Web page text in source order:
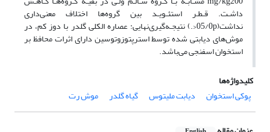
داشـت. قـطـر استئـویـد بین گروه‌ها اختلاف معنی‌داری
نداشت(05/0‌p<‌.) نتیجـه‌‌گیری‌نهایی:‌ ‌عصاره الکلی گلدر با دوز کم، در
موش‌های دیابتی شده توسط استرپتوزوتوسین دارای اثرات محافظ بر
استخوان اسفنجی می‌باشد.
کلیدواژه‌ها
پوکی استخوان
دیابت ملیتوس گیاه گلدر موش رت